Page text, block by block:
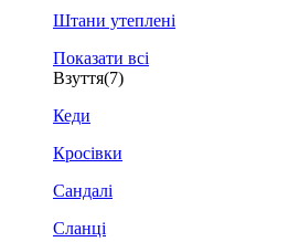
Штани утеплені
Показати всі
Взуття(7)
Кеди
Кросівки
Сандалі
Сланці